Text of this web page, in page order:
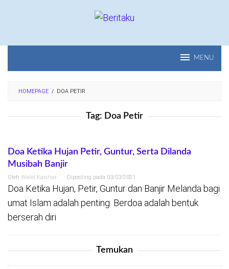
MENU
HOMEPAGE / DOA PETIR
Tag: Doa Petir
Doa Ketika Hujan Petir, Guntur, Serta Dilanda
Musibah Banjir
Oleh Walid Kaishar Diposting pada 03/03/2021
Doa Ketika Hujan, Petir, Guntur dan Banjir Melanda bagi
umat Islam adalah penting. Berdoa adalah bentuk
berserah diri
Temukan